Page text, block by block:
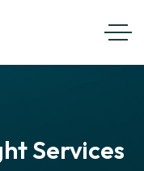
Services